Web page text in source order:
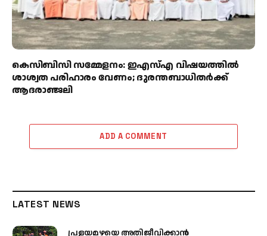
കെസിബിസി സമ്മേളനം: ഇഎസ്എ വിഷയത്തിൽ
ശാശ്വത പരിഹാരം വേണം; ദുരന്തബാധിതർക്ക്
ആദരാഞ്ജലി
ADD A COMMENT
LATEST NEWS
പ്രളയമഴയെ അതിജീവിക്കാന്‍